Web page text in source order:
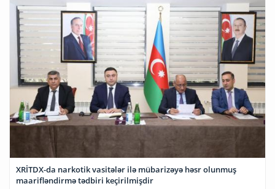
XRİTDX-da narkotik vasitələr ilə mübarizəyə həsr olunmuş
maarifləndirmə tədbiri keçirilmişdir